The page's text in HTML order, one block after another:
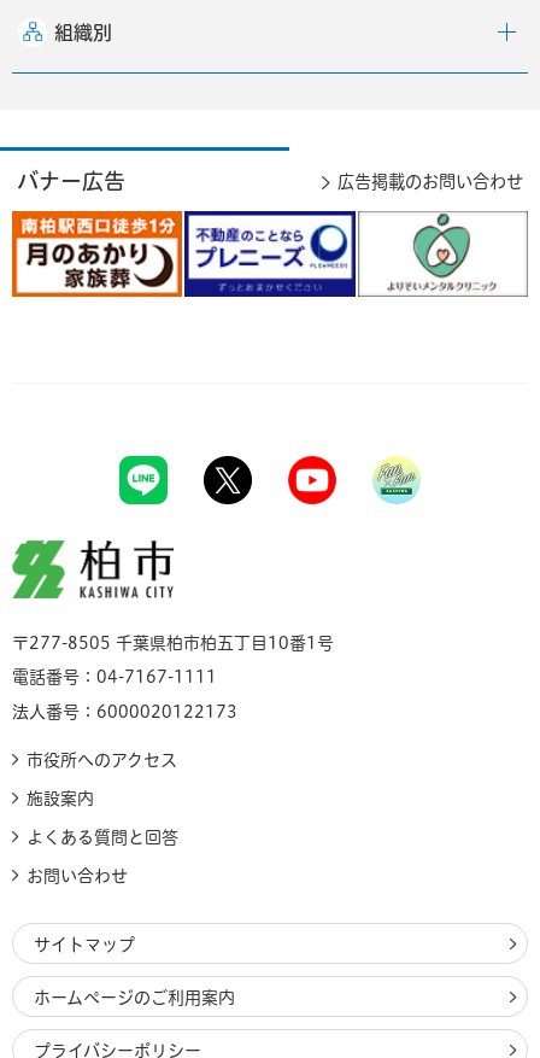
組織別
バナー広告 広告掲載のお問い合わせ
柏市
〒277-8505 千葉県柏市柏五丁目10番1号
電話番号：04-7167-1111
法人番号：6000020122173
市役所へのアクセス
施設案内
よくある質問と回答
お問い合わせ
サイトマップ
ホームページのご利用案内
プライバシーポリシー